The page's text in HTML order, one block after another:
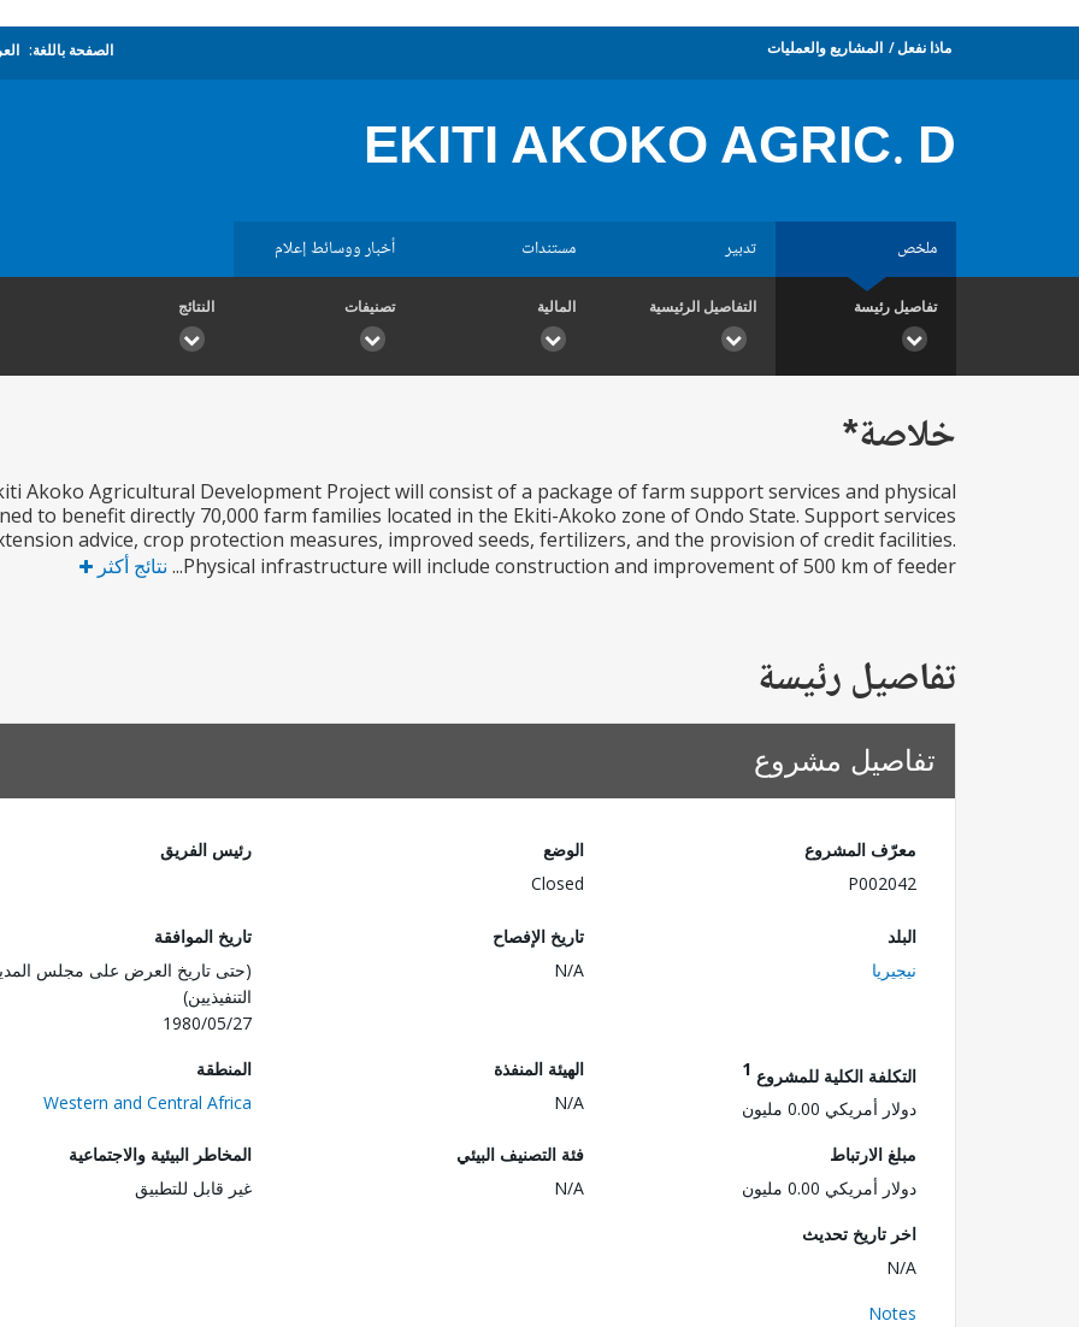
ماذا نفعل المشاريع والعمليات الصفحة باللغة:
EKITI AKOKO AGRIC. D
ملخص تدبير مستندات أخبار ووسائط إعلام
تفاصيل رئيسة التفاصيل الرئيسية المالية تصنيفات النتائج
خلاصة*
Akoko Agricultural Development Project will consist of a package of farm support services and physical
to benefit directly 70,000 farm families located in the Ekiti-Akoko zone of Ondo State. Support services
advice, crop protection measures, improved seeds, fertilizers, and the provision of credit facilities.
Physical infrastructure will include construction and improvement of 500 km of feeder...
نتائج أكثر
تفاصيل رئيسة
تفاصيل مشروع
معرّف المشروع
P002042
الوضع
Closed
رئيس الفريق
البلد
نيجيريا
تاريخ الإفصاح
N/A
تاريخ الموافقة
(حتى تاريخ العرض على مجلس
التنفيذيين)
1980/05/27
التكلفة الكلية للمشروع 1
دولار أمريكي 0.00 مليون
الهيئة المنفذة
N/A
المنطقة
Western and Central Africa
مبلغ الارتباط
دولار أمريكي 0.00 مليون
فئة التصنيف البيئي
N/A
المخاطر البيئية والاجتماعية
غير قابل للتطبيق
اخر تاريخ تحديث
N/A
Notes